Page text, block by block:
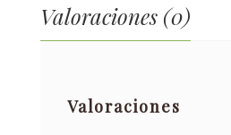
Valoraciones (0)
Valoraciones